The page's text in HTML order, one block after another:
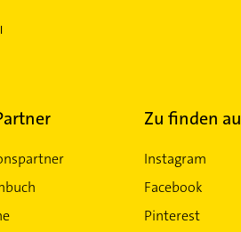
Zu finden
Instagram
Facebook
Pinterest